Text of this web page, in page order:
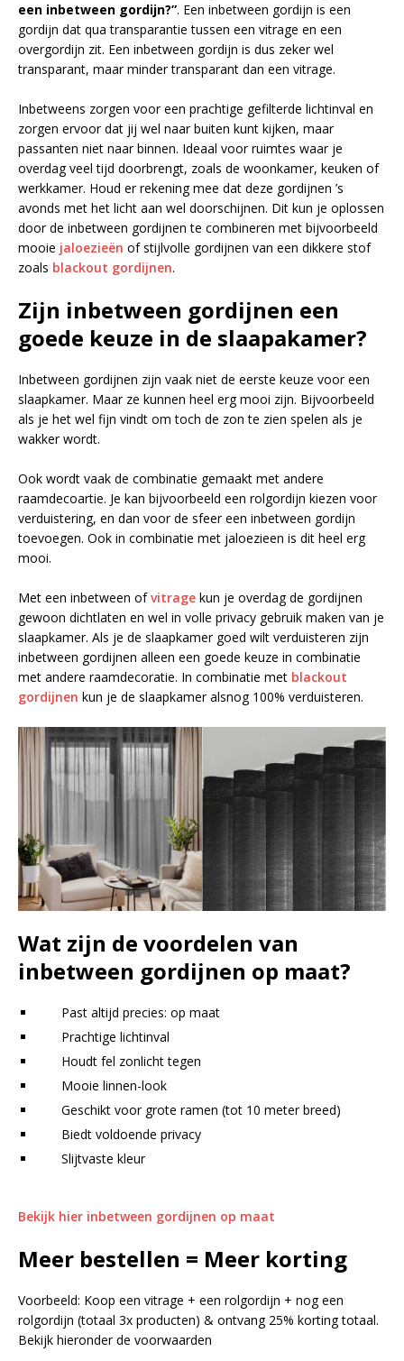
een inbetween gordijn?”. Een inbetween gordijn is een
gordijn dat qua transparantie tussen een vitrage en een
overgordijn zit. Een inbetween gordijn is dus zeker wel
transparant, maar minder transparant dan een vitrage.
Inbetweens zorgen voor een prachtige gefilterde lichtinval en
zorgen ervoor dat jij wel naar buiten kunt kijken, maar
passanten niet naar binnen. Ideaal voor ruimtes waar je
overdag veel tijd doorbrengt, zoals de woonkamer, keuken of
werkkamer. Houd er rekening mee dat deze gordijnen ’s
avonds met het licht aan wel doorschijnen. Dit kun je oplossen
door de inbetween gordijnen te combineren met bijvoorbeeld
mooie jaloezieën of stijlvolle gordijnen van een dikkere stof
zoals blackout gordijnen.
Zijn inbetween gordijnen een
goede keuze in de slaapakamer?
Inbetween gordijnen zijn vaak niet de eerste keuze voor een
slaapkamer. Maar ze kunnen heel erg mooi zijn. Bijvoorbeeld
als je het wel fijn vindt om toch de zon te zien spelen als je
wakker wordt.
Ook wordt vaak de combinatie gemaakt met andere
raamdecoartie. Je kan bijvoorbeeld een rolgordijn kiezen voor
verduistering, en dan voor de sfeer een inbetween gordijn
toevoegen. Ook in combinatie met jaloezieen is dit heel erg
mooi.
Met een inbetween ofvitrage kun je overdag de gordijnen
gewoon dichtlaten en wel in volle privacy gebruik maken van je
slaapkamer. Als je de slaapkamer goed wilt verduisteren zijn
inbetween gordijnen alleen een goede keuze in combinatie
met andere raamdecoratie. In combinatie met blackout
gordijnen kun je de slaapkamer alsnog 100% verduisteren.
Wat zijn de voordelen van
inbetween gordijnen op maat?
Past altijd precies: op maat
Prachtige lichtinval
Houdt fel zonlicht tegen
Mooie linnen-look
Geschikt voor grote ramen (tot 10 meter breed)
Biedt voldoende privacy
Slijtvaste kleur
Bekijk hier inbetween gordijnen op maat
Meer bestellen = Meer korting
Voorbeeld: Koop een vitrage + een rolgordijn + nog een
rolgordijn (totaal 3x producten) & ontvang 25% korting totaal.
Bekijk hieronder de voorwaarden